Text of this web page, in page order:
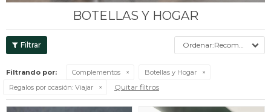
BOTELLAS Y HOGAR
Recomendados
Filtrando por: Complementos
Botellas y Hogar
Regalos por ocasión: Viajar Quitar filtros